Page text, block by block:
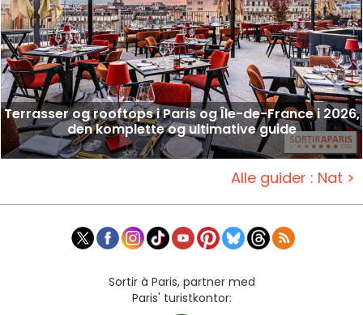
Terrasser og rooftops i Paris og Île-de-France i 2026,
den komplette og ultimative guide
Alle guider : Nat >
Sortir à Paris, partner med
Paris' turistkontor: